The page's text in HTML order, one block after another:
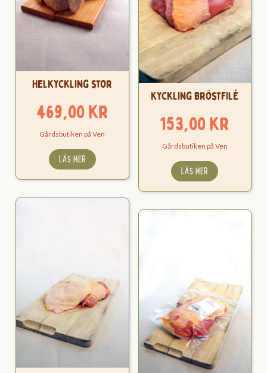
Helkyckling stor
469,00kr
Gårdsbutiken på Ven
LÄS MER
Kyckling Bröstfilé
153,00kr
Gårdsbutiken på Ven
LÄS MER